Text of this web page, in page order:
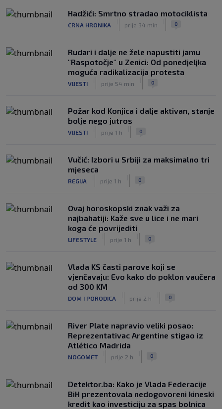
Deco iz sjene preokrenuo posao: Rodri
bio bliži Real Madridu, a sada je na
Hadžići: Smrtno stradao motociklista
CRNA HRONIKA prije 34 min 0
Rudari i dalje ne žele napustiti jamu
"Raspotočje" u Zenici: Od ponedjeljka
moguća radikalizacija protesta
VIJESTI prije 54 min 0
Požar kod Konjica i dalje aktivan, stanje
bolje nego jutros
VIJESTI prije 1 h 0
Vučić: Izbori u Srbiji za maksimalno tri
mjeseca
REGIJA prije 1 h 0
Ovaj horoskopski znak važi za
najbahatiji: Kaže sve u lice i ne mari
koga će povrijediti
LIFESTYLE prije 1 h 0
Vlada KS časti parove koji se
vjenčavaju: Evo kako do poklon vaučera
od 300 KM
DOM I PORODICA prije 2 h 0
River Plate napravio veliki posao:
Reprezentativac Argentine stigao iz
Atlético Madrida
NOGOMET prije 2 h 0
Detektor.ba: Kako je Vlada Federacije
BiH prezentovala nedogovoreni kineski
kredit kao investiciju za spas bolnica